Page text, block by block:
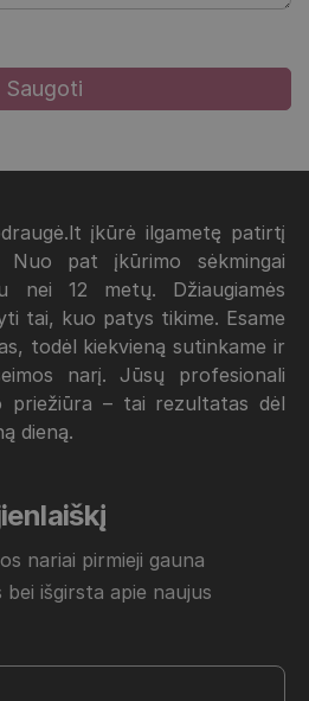
įkūrė ilgametę patirtį
Nuo pat įkūrimo sėkmingai
nei 12 metų. Džiaugiamės
tai, kuo patys tikime. Esame
todėl kiekvieną sutinkame ir
narį. Jūsų profesionali
priežiūra – tai rezultatas dėl
dieną.
nariai pirmieji gauna
išgirsta apie naujus